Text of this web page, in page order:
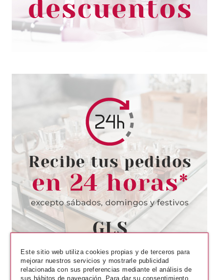
6.45€
ESSENCE
ESSENCE CORRECTOR EN
STICK 20 MATT SAND
Pvr 2.49€
-24%
desde
1.89€
Este sitio web utiliza cookies propias y de terceros para
mejorar nuestros servicios y mostrarle publicidad
relacionada con sus preferencias mediante el análisis de
sus hábitos de navegación. Para dar su consentimiento